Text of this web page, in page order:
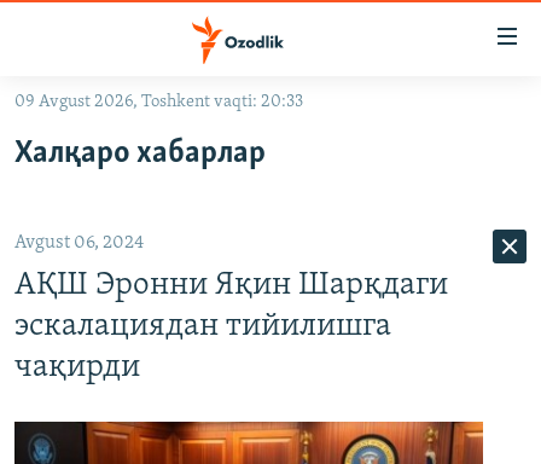
Асосий
навигацияга
Қидиришга
ўтинг
OZODVIDEO
На русском
ИЖТИМОИЙ ТАРМОҚЛАР
09 Avgust 2026, Toshkent vaqti: 20:33
Халқаро хабарлар
Avgust 06, 2024
АҚШ Эронни Яқин Шарқдаги
эскалациядан тийилишга
чақирди